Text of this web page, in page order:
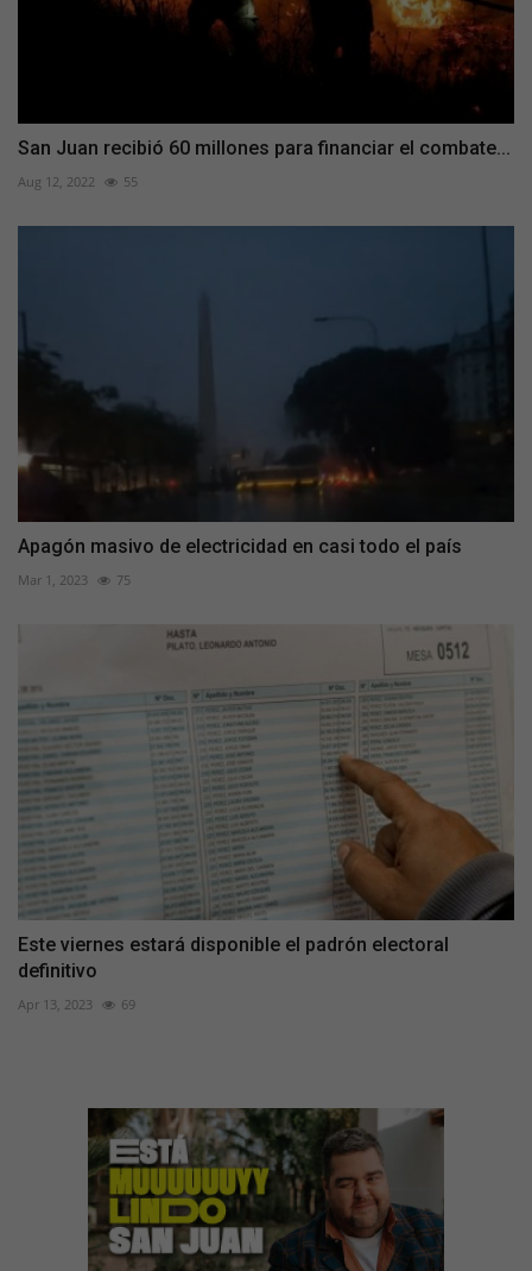
San Juan recibió 60 millones para financiar el combate...
Aug 12, 2022 55
Apagón masivo de electricidad en casi todo el país
Mar 1, 2023 75
Este viernes estará disponible el padrón electoral
definitivo
Apr 13, 2023 69